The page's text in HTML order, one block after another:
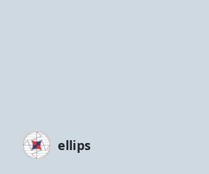
ellips